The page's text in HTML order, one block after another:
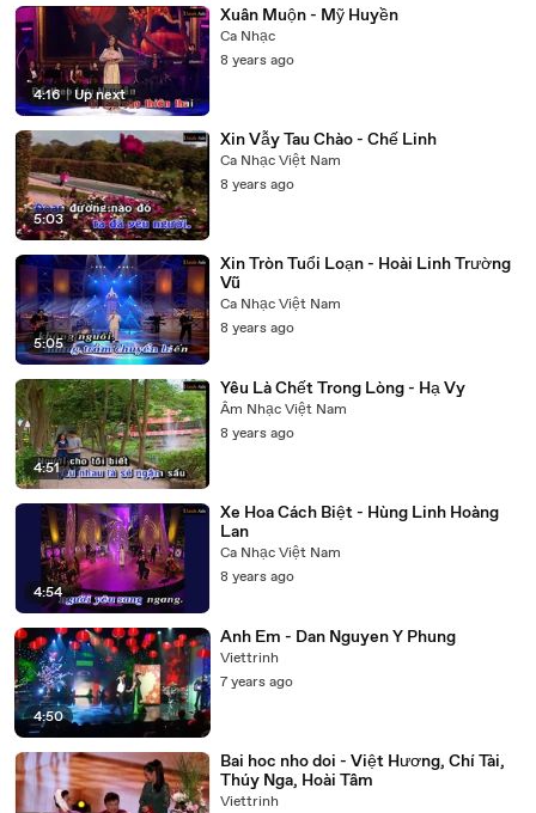
4:16 | Up next
Xuân Muộn - Mỹ Huyền
Ca Nhạc
8 years ago
5:03
Xin Vẫy Tau Chào - Chế Linh
Ca Nhạc Việt Nam
8 years ago
5:05
Xin Tròn Tuổi Loạn - Hoài Linh Trường
Vũ
Ca Nhạc Việt Nam
8 years ago
4:51
Yêu Là Chết Trong Lòng - Hạ Vy
Âm Nhạc Việt Nam
8 years ago
4:54
Xe Hoa Cách Biệt - Hùng Linh Hoàng
Lan
Ca Nhạc Việt Nam
8 years ago
4:50
Anh Em - Dan Nguyen Y Phung
Viettrinh
7 years ago
Bai hoc nho doi - Việt Hương, Chí Tài,
Thúy Nga, Hoài Tâm
Viettrinh